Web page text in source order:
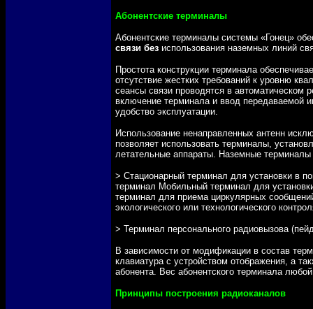
Абонентские терминалы
Абонентские терминалы системы «Гонец»
связи без использования наземных линий
Простота конструкции терминала
отсутствие жестких требований к уровню
сеансы связи проводятся в автоматическом
включение терминала и ввод передаваемой
удобство эксплуатации.
Использование ненаправленных антенн
позволяет использовать терминалы,
летательные аппараты. Наземные
> Стационарный терминал для установки в
терминал Мобильный терминал для
терминал для приема циркулярных
экологического или технологического
> Терминал персонального радиовызова
В зависимости от модификации в состав
клавиатура с устройством отображения, а
абонента. Вес абонентского терминала
Принципы построения радиоканалов